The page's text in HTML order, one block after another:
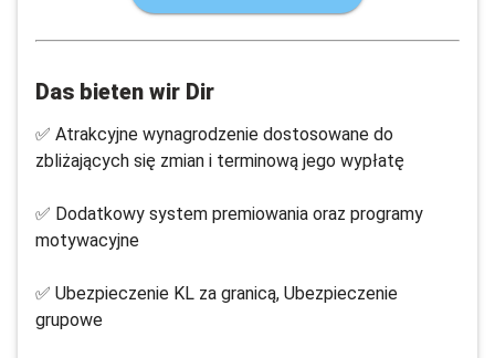
Das bieten wir Dir
✅ Atrakcyjne wynagrodzenie dostosowane do
zbliżających się zmian i terminową jego wypłatę
✅ Dodatkowy system premiowania oraz programy
motywacyjne
✅ Ubezpieczenie KL za granicą, Ubezpieczenie
grupowe